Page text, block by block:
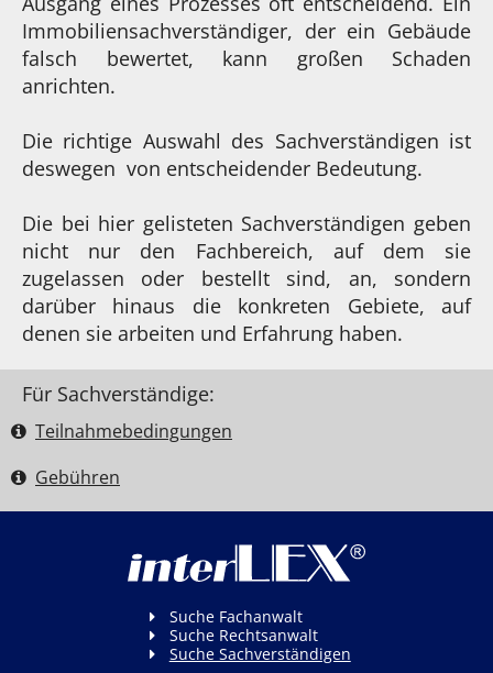
Immobiliensachverständiger, der ein Gebäude
falsch bewertet, kann großen Schaden
anrichten.
Die richtige Auswahl des Sachverständigen ist
deswegen von entscheidender Bedeutung.
Die bei hier gelisteten Sachverständigen geben
nicht nur den Fachbereich, auf dem sie
zugelassen oder bestellt sind, an, sondern
darüber hinaus die konkreten Gebiete, auf
denen sie arbeiten und Erfahrung haben.
Für Sachverständige:
Teilnahme­bedingungen
Gebühren
Suche Fachanwalt
Suche Rechtsanwalt
Suche Sachverständigen